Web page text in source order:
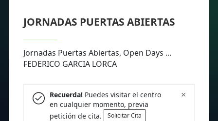
JORNADAS PUERTAS ABIERTAS
Jornadas Puertas Abiertas, Open Days ...
FEDERICO GARCIA LORCA
×
Recuerda!Puedes visitar el centro
en cualquier momento, previa
petición de cita.
Solicitar Cita